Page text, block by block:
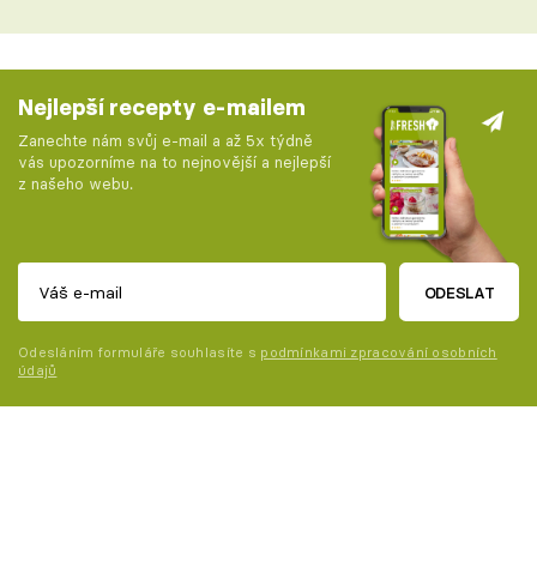
Nejlepší recepty e-mailem
Zanechte nám svůj e-mail a až 5x týdně
vás upozorníme na to nejnovější a nejlepší
z našeho webu.
ODESLAT
Odesláním formuláře souhlasíte s podmínkami zpracování osobních
údajů